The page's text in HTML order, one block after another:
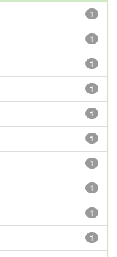
1
1
1
1
1
1
1
1
1
1